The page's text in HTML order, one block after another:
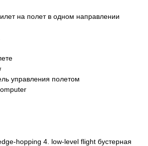
на полет в одном направлении
управления полетом
hopping 4. low-level flight бустерная